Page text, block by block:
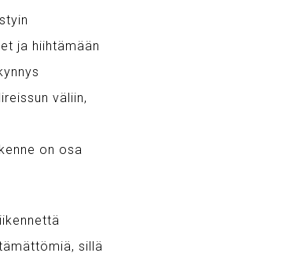
ja hiihtämään
väliin,
on osa
sillä